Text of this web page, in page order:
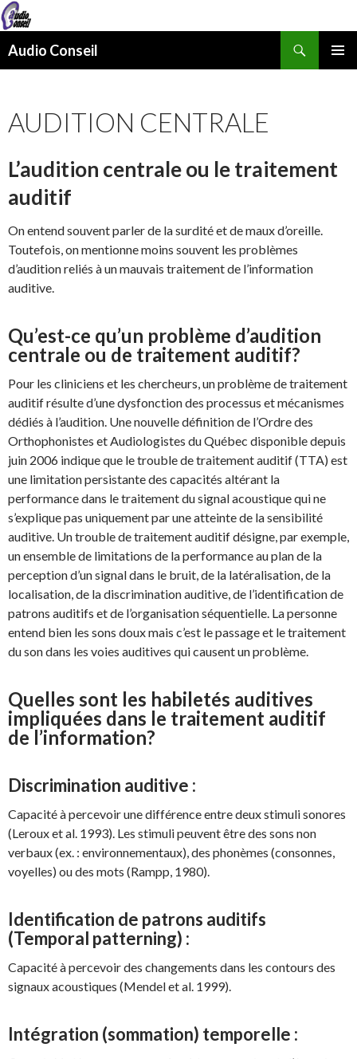
Audio Conseil
AUDITION CENTRALE
L’audition centrale ou le traitement
auditif
On entend souvent parler de la surdité et de maux d’oreille.
Toutefois, on mentionne moins souvent les problèmes
d’audition reliés à un mauvais traitement de l’information
auditive.
Qu’est-ce qu’un problème d’audition
centrale ou de traitement auditif?
Pour les cliniciens et les chercheurs, un problème de traitement
auditif résulte d’une dysfonction des processus et mécanismes
dédiés à l’audition. Une nouvelle définition de l’Ordre des
Orthophonistes et Audiologistes du Québec disponible depuis
juin 2006 indique que le trouble de traitement auditif (TTA) est
une limitation persistante des capacités altérant la
performance dans le traitement du signal acoustique qui ne
s’explique pas uniquement par une atteinte de la sensibilité
auditive. Un trouble de traitement auditif désigne, par exemple,
un ensemble de limitations de la performance au plan de la
perception d’un signal dans le bruit, de la latéralisation, de la
localisation, de la discrimination auditive, de l’identification de
patrons auditifs et de l’organisation séquentielle. La personne
entend bien les sons doux mais c’est le passage et le traitement
du son dans les voies auditives qui causent un problème.
Quelles sont les habiletés auditives
impliquées dans le traitement auditif
de l’information?
Discrimination auditive :
Capacité à percevoir une différence entre deux stimuli sonores
(Leroux et al. 1993). Les stimuli peuvent être des sons non
verbaux (ex. : environnementaux), des phonèmes (consonnes,
voyelles) ou des mots (Rampp, 1980).
Identification de patrons auditifs
(Temporal patterning) :
Capacité à percevoir des changements dans les contours des
signaux acoustiques (Mendel et al. 1999).
Intégration (sommation) temporelle :